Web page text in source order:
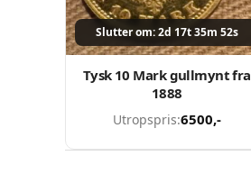
Slutter om: 2d 17t 35m 52s
Tysk 10 Mark gullmynt fra
1888
Utropspris:6500,-